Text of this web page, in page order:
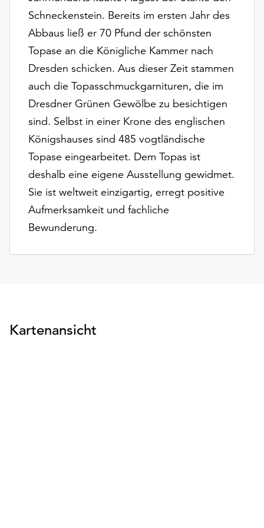
Schneckenstein. Bereits im ersten Jahr des
Abbaus ließ er 70 Pfund der schönsten
Topase an die Königliche Kammer nach
Dresden schicken. Aus dieser Zeit stammen
auch die Topasschmuckgarnituren, die im
Dresdner Grünen Gewölbe zu besichtigen
sind. Selbst in einer Krone des englischen
Königshauses sind 485 vogtländische
Topase eingearbeitet. Dem Topas ist
deshalb eine eigene Ausstellung gewidmet.
Sie ist weltweit einzigartig, erregt positive
Aufmerksamkeit und fachliche
Bewunderung.
Kartenansicht